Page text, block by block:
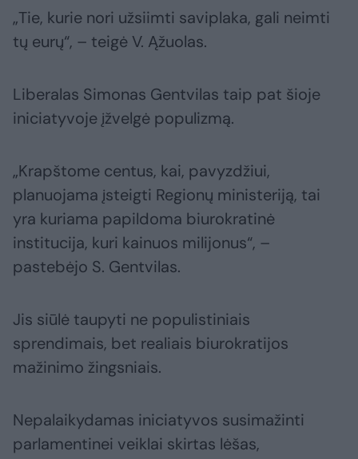
„Tie, kurie nori užsiimti saviplaka, gali neimti
tų eurų“, – teigė V. Ąžuolas.
Liberalas Simonas Gentvilas taip pat šioje
iniciatyvoje įžvelgė populizmą.
„Krapštome centus, kai, pavyzdžiui,
planuojama įsteigti Regionų ministeriją, tai
yra kuriama papildoma biurokratinė
institucija, kuri kainuos milijonus“, –
pastebėjo S. Gentvilas.
Jis siūlė taupyti ne populistiniais
sprendimais, bet realiais biurokratijos
mažinimo žingsniais.
Nepalaikydamas iniciatyvos susimažinti
parlamentinei veiklai skirtas lėšas,